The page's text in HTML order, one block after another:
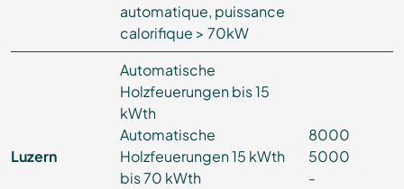
automatique, puissance
calorifique > 70kW
Luzern
Automatische
Holzfeuerungen bis 15
kWth
Automatische
Holzfeuerungen 15 kWth
bis 70 kWth
8000
5000
-